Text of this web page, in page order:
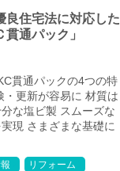
良住宅法に対応した
貫通パック」
貫通パックの4つの特
・更新が容易に 材質は
な塩ビ製 スムーズな
現 さまざまな基礎に
リフォーム